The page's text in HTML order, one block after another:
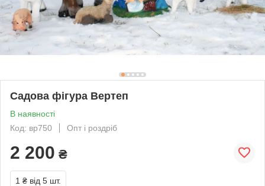
Садова фігура Вертеп
В наявності
Код: вр750
Опт і роздріб
2 200 ₴
1 ₴ від 5 шт.